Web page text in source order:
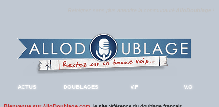
ACTUS DOUBLAGES V.F V.O